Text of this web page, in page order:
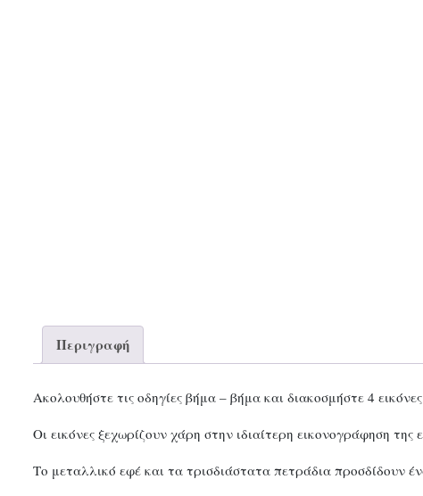
Περιγραφή
Ακολουθήστε τις οδηγίες βήμα – βήμα και διακοσμήστε 4
Οι εικόνες ξεχωρίζουν χάρη στην ιδιαίτερη εικονογράφηση
Το μεταλλικό εφέ και τα τρισδιάστατα πετράδια προσδίδουν